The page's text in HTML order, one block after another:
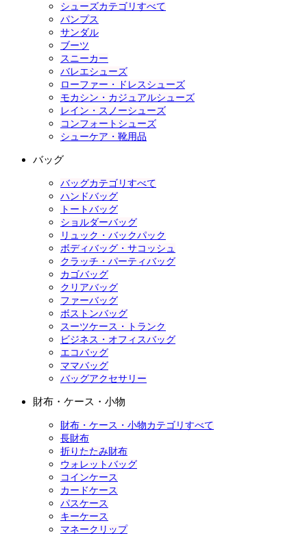
シューズカテゴリすべて
パンプス
サンダル
ブーツ
スニーカー
バレエシューズ
ローファー・ドレスシューズ
モカシン・カジュアルシューズ
レイン・スノーシューズ
コンフォートシューズ
シューケア・靴用品
バッグ
バッグカテゴリすべて
ハンドバッグ
トートバッグ
ショルダーバッグ
リュック・バックパック
ボディバッグ・サコッシュ
クラッチ・パーティバッグ
カゴバッグ
クリアバッグ
ファーバッグ
ボストンバッグ
スーツケース・トランク
ビジネス・オフィスバッグ
エコバッグ
ママバッグ
バッグアクセサリー
財布・ケース・小物
財布・ケース・小物カテゴリすべて
長財布
折りたたみ財布
ウォレットバッグ
コインケース
カードケース
パスケース
キーケース
マネークリップ